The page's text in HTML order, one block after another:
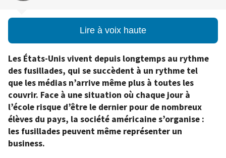
Lire à voix haute
Les États-Unis vivent depuis longtemps au rythme
des fusillades, qui se succèdent à un rythme tel
que les médias n’arrive même plus à toutes les
couvrir. Face à une situation où chaque jour à
l’école risque d’être le dernier pour de nombreux
élèves du pays, la société américaine s’organise :
les fusillades peuvent même représenter un
business.